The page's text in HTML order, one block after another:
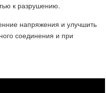
к разрушению.
напряжения и улучшить
соединения и при